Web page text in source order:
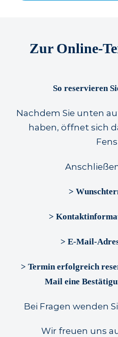
Zur Online-
So reservieren
Nachdem Sie unten
haben, öffnet sich
>
>
> E-Mail-
> Termin erfolgreich
Mail eine
Bei Fragen wenden
Wir freuen uns